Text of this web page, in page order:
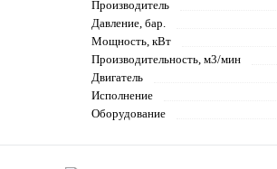
Производитель
Давление, бар.
Мощность, кВт
Производительность, м3/мин
Двигатель
Исполнение
Оборудование